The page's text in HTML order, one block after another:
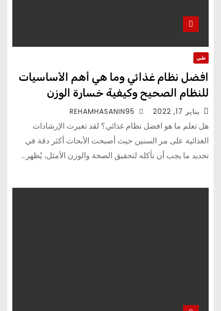
طبي
افضل نظام غذائي وما هي أهم الأساسيات
للنظام الصحيح وكيفية خسارة الوزن
يناير 17, 2022
هل تعلم ما هو افضل نظام غذائي؟ لقد تغيرت الإرشادات
الغذائية على مر السنين حيث أصبحت الأبحاث أكثر دقة في
تحديد ما يجب أن نأكله لتحقيق الصحة والوزن الأمثل، يُظهر…